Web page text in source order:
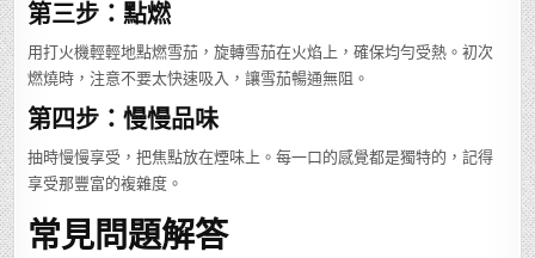
第三步：點燃
用打火機輕輕地點燃雪茄，旋轉雪茄在火焰上，確保均勻受熱。初次
燃燒時，注意不要太快速吸入，讓雪茄暢通無阻。
第四步：慢慢品味
抽時慢慢享受，把焦點放在煙味上。每一口的感覺都是獨特的，記得
享受那豐富的複雜度。
常見問題解答